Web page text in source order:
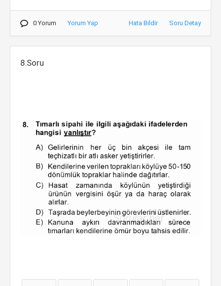
0 Yorum Yorum Yap Hata Bildir Soru Detay
8.Soru